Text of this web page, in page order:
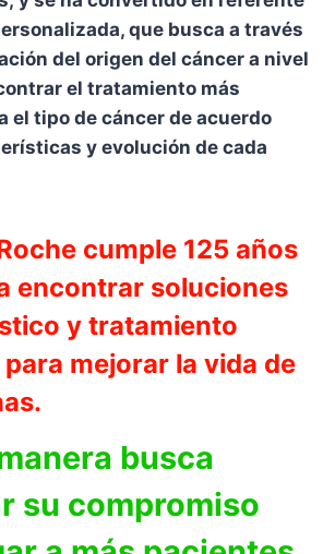
que busca a través
del origen del cáncer a nivel
el tratamiento más
el tipo de cáncer de acuerdo
y evolución de cada
cumple 125 años
encontrar soluciones
y tratamiento
mejorar la vida de
busca
su compromiso